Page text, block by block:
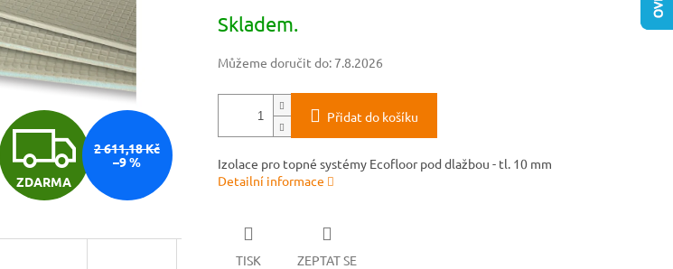
Z
D
ZDARMA
2 611,18 Kč
–9 %
cena:
Skladem.
Můžeme doručit do: 7.8.2026
Přidat do košíku
Izolace pro topné systémy Ecofloor pod dlažbou - tl. 10 mm
Detailní informace
TISK ZEPTAT SE